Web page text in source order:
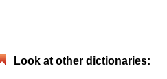
Look at other dictionaries: